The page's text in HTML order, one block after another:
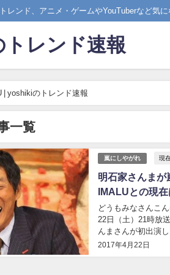
レンド、アニメ・ゲームやYouTuberなど気
レンド速報
| yoshikiのトレンド速報
一覧
嵐にしやがれ 現
明石家さんま
IMALUとの現在
2017年4月22日
どうもみなさんこんにちは
22日（土）21時放送開始
んまさんが初出演します！！ しかも嵐と
いうことで かなり